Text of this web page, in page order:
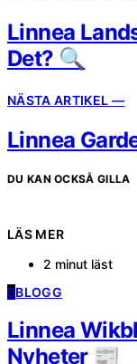
Linnea
Det? 🔍
NÄSTA ARTIKEL —
Linnea
DU KAN OCKSÅ GILLA
LÄS MER
2 minut läst
BBLOGG
Linnea
Nyheter 📰